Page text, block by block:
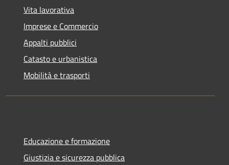
Vita lavorativa
Imprese e Commercio
Appalti pubblici
Catasto e urbanistica
Mobilità e trasporti
Educazione e formazione
Giustizia e sicurezza pubblica